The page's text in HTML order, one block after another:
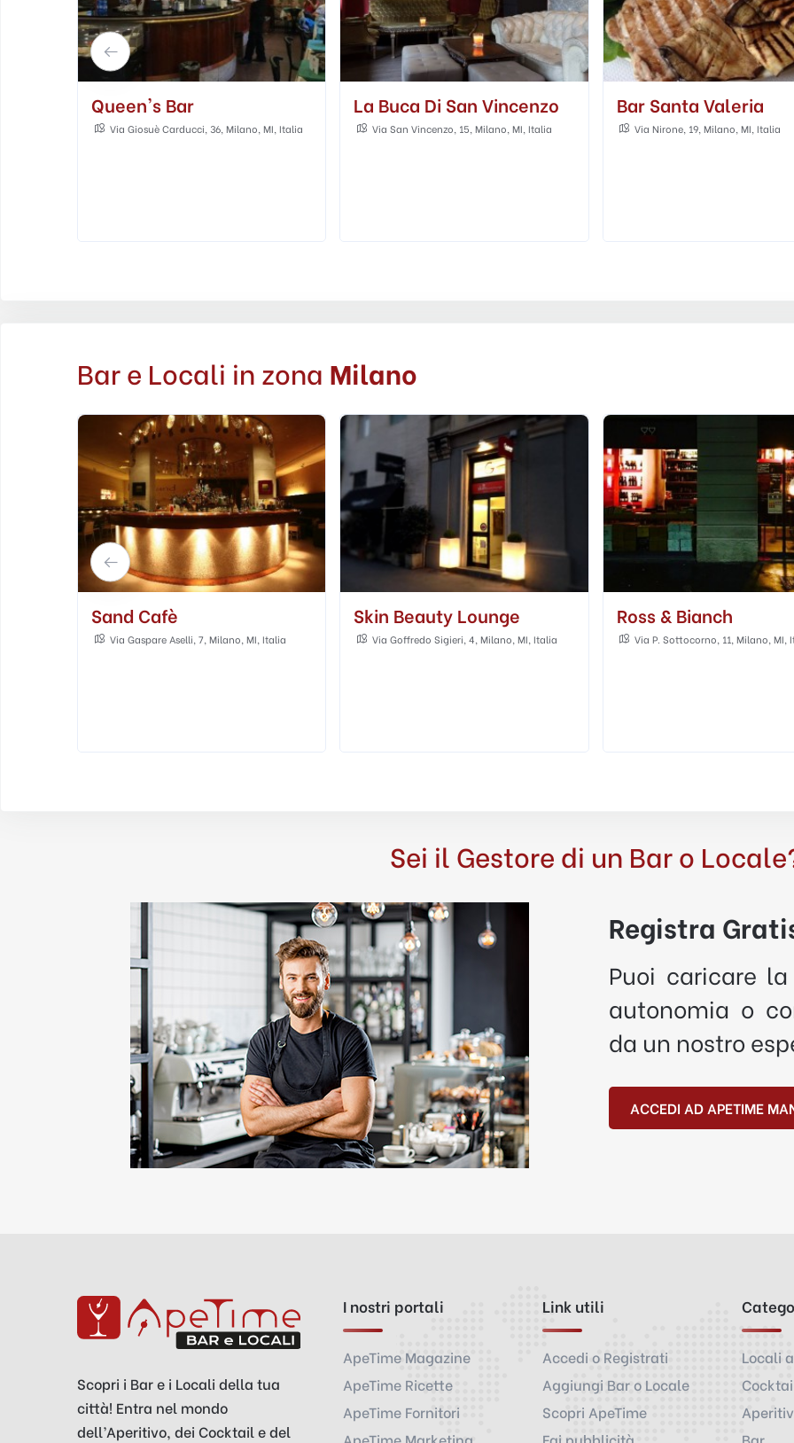
La Buca Di San Vincenzo
Via San Vincenzo, 15, Milano, MI, Italia
Bar Santa Valeria
Via Nirone, 19, Milano, MI, Italia
Bar Magenta
Via Giosuè Carducci, 13, Milano,
Bar e Locali in zona Milano
Skin Beauty Lounge
Via Goffredo Sigieri, 4, Milano, MI, Italia
Ross & Bianch
Via P. Sottocorno, 11, Milano, MI, Italia
Queen's Bar
Via Giosuè Carducci, 36, Milano,
Sei il Gestore di un Bar o
Registra
Puoi caricare
autonomia o
da un nostro
ACCEDI AD APETIME
Scopri i Bar e i Locali della tua
città! Entra nel mondo
dell’Aperitivo, dei Cocktail e del
I nostri portali
ApeTime Magazine
ApeTime Ricette
ApeTime Fornitori
Link utili
Accedi o Registrati
Aggiungi Bar o Locale
Scopri ApeTime
Locali